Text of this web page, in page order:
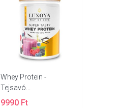
Whey Protein -
Tejsavó...
9990 Ft